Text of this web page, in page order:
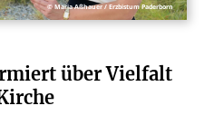
© Maria Aßhauer / Erzbistum Paderborn
über Vielfalt